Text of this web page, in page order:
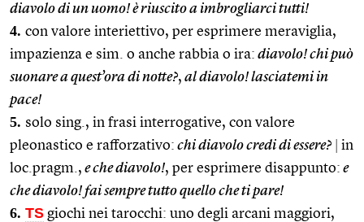
diavolo di un uomo! è riuscito a imbrogliarci tutti!
4. con valore interiettivo, per esprimere meraviglia,
impazienza e sim. o anche rabbia o ira: diavolo! chi può
suonare a quest’ora di notte?, al diavolo! lasciatemi in
pace!
5. solo sing., in frasi interrogative, con valore
pleonastico e rafforzativo: chi diavolo credi di essere?
in
loc.pragm., e che diavolo!, per esprimere disappunto: e
che diavolo! fai sempre tutto quello che ti pare!
6. TS giochi nei tarocchi: uno degli arcani maggiori,